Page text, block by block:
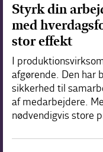
Styrk din
med
stor effekt
I
afgørende. Den har
sikkerhed til
af medarbejdere.
nødvendigvis store